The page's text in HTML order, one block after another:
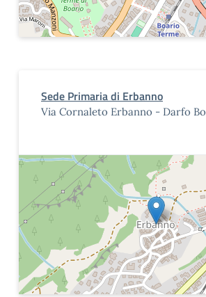
Sede Primaria di Erbanno
Via Cornaleto Erbanno - Darfo